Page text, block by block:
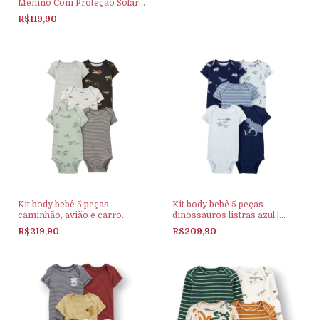
Menino Com Proteção Solar
Elian Azul
R$119,90
Kit body bebê 5 peças
caminhão, avião e carro
multicor | Carter's
R$219,90
Kit body bebê 5 peças
dinossauros listras azul |
Carter's
R$209,90